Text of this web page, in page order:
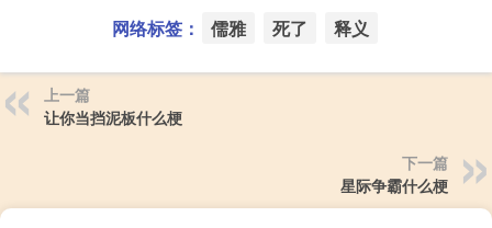
网络标签： 儒雅 死了 释义
上一篇
让你当挡泥板什么梗
下一篇
星际争霸什么梗